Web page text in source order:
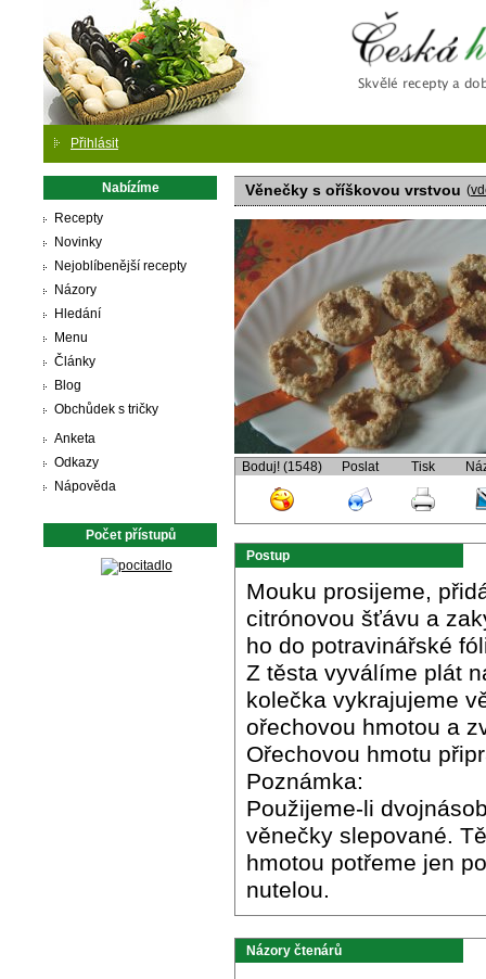
Přihlásit
Nabízíme
Recepty
Novinky
Nejoblíbenější recepty
Názory
Hledání
Menu
Články
Blog
Obchůdek s tričky
Anketa
Odkazy
Nápověda
Počet přístupů
Věnečky s oříškovou vrstvou (
Boduj! (1548) Poslat Tisk
Postup
Mouku prosijeme,
citrónovou šťávu a
ho do potravinářské
Z těsta vyválíme plát
kolečka vykrajujeme
ořechovou hmotou a
Ořechovou hmotu
Poznámka:
Použijeme-li
věnečky slepované.
hmotou potřeme jen
nutelou.
Názory čtenárů